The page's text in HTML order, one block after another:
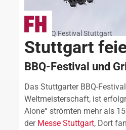
Foto: BBQ Festival Stuttgart
Stuttgart
BBQ-Festival und
Das Stuttgarter BBQ-
Weltmeisterschaft, ist
Alone“ strömten mehr als
der Messe Stuttgart, Dort